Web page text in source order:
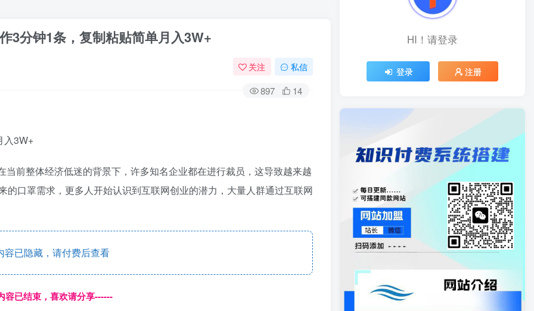
3分钟1条，复制粘贴简单月入3W+
关注 私信
897 14
入3W+
前整体经济低迷的背景下，许多知名企业都在进行裁员，这导致越来越
口罩需求，更多人开始认识到互联网创业的潜力，大量人群通过互联网
已隐藏，请付费后查看
容已结束，喜欢请分享------
HI！请登录
登录 注册